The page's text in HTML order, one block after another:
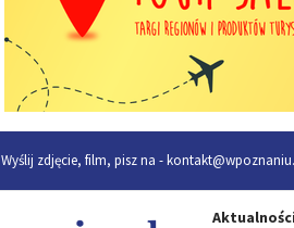
Wyślij zdjęcie, film, pisz na -
Aktualności